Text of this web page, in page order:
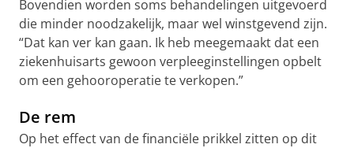
Bovendien worden soms behandelingen uitgevoerd
die minder noodzakelijk, maar wel winstgevend zijn.
“Dat kan ver kan gaan. Ik heb meegemaakt dat een
ziekenhuisarts gewoon verpleeginstellingen opbelt
om een gehooroperatie te verkopen.”
De rem
Op het effect van de financiële prikkel zitten op dit